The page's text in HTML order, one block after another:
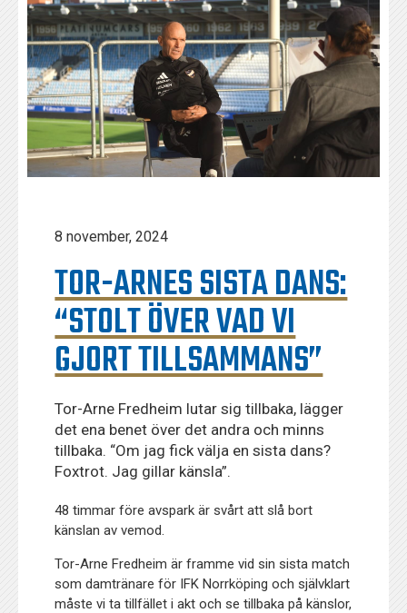
8 november, 2024
TOR-ARNES SISTA DANS:
“STOLT ÖVER VAD VI
GJORT TILLSAMMANS”
Tor-Arne Fredheim lutar sig tillbaka, lägger
det ena benet över det andra och minns
tillbaka. “Om jag fick välja en sista dans?
Foxtrot. Jag gillar känsla”.
48 timmar före avspark är svårt att slå bort
känslan av vemod.
Tor-Arne Fredheim är framme vid sin sista match
som damtränare för IFK Norrköping och självklart
måste vi ta tillfället i akt och se tillbaka på känslor,